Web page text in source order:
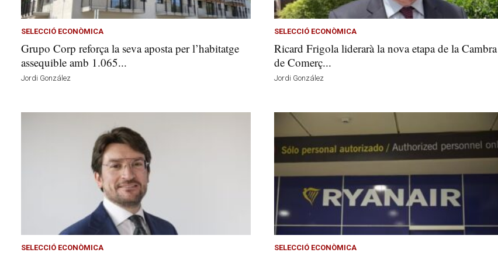
SELECCIÓ ECONÒMICA
Grupo Corp reforça la seva aposta per l’habitatge
assequible amb 1.065...
Jordi González
SELECCIÓ ECONÒMICA
Ricard Frigola liderarà la nova etapa de la Cambra
de Comerç...
Jordi González
SELECCIÓ ECONÒMICA SELECCIÓ ECONÒMICA